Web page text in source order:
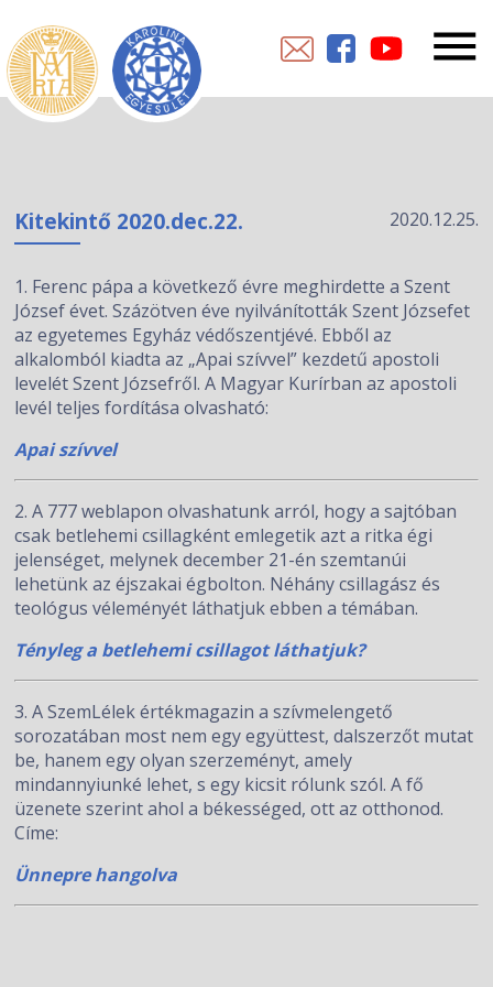
Kitekintő 2020.dec.22. 2020.12.25.
1. Ferenc pápa a következő évre meghirdette a Szent
József évet. Százötven éve nyilvánították Szent Józsefet
az egyetemes Egyház védőszentjévé. Ebből az
alkalomból kiadta az „Apai szívvel” kezdetű apostoli
levelét Szent Józsefről. A Magyar Kurírban az apostoli
levél teljes fordítása olvasható:
Apai szívvel
2. A 777 weblapon olvashatunk arról, hogy a sajtóban
csak betlehemi csillagként emlegetik azt a ritka égi
jelenséget, melynek december 21-én szemtanúi
lehetünk az éjszakai égbolton. Néhány csillagász és
teológus véleményét láthatjuk ebben a témában.
Tényleg a betlehemi csillagot láthatjuk?
3. A SzemLélek értékmagazin a szívmelengető
sorozatában most nem egy együttest, dalszerzőt mutat
be, hanem egy olyan szerzeményt, amely
mindannyiunké lehet, s egy kicsit rólunk szól. A fő
üzenete szerint ahol a békességed, ott az otthonod.
Címe:
Ünnepre hangolva